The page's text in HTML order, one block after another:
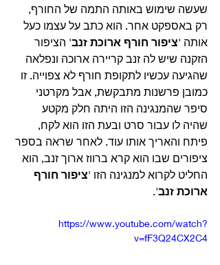
שעשה שימוש באותה התמה של החורף,
רק באספקט אחר. הוא כתב על עצמו כעל
אותה 'ציפור חורף ארוכת זנב' הציפור
הזקנה שיש לה זנב קריירה ארוכה ונפלאה
שהגיעה עכשיו לתקופת חורף לא צפוייה. זו
כמובן פרשנות מתבקשת, אבל מקרטני
סיפר שהמנגינה הזו היתה חלק מקטע
שהיה לו עבור סרט ובעת הזו הוא לקח,
פיתח והאריך אותו עוד. לאחר שראה בספר
ציפורים שבו הוא קרא ברווז ארוך זנב, הוא
החליט לקרוא למנגינה הזו 'ציפור חורף
ארוכת זנב'.
https://www.youtube.com/watch?
v=fF3Q24CX2C4